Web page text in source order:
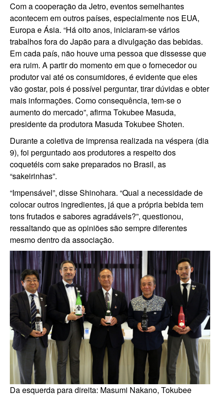
Com a cooperação da Jetro, eventos semelhantes
acontecem em outros países, especialmente nos EUA,
Europa e Ásia. “Há oito anos, iniciaram-se vários
trabalhos fora do Japão para a divulgação das bebidas.
Em cada país, não houve uma pessoa que dissesse que
era ruim. A partir do momento em que o fornecedor ou
produtor vai até os consumidores, é evidente que eles
vão gostar, pois é possível perguntar, tirar dúvidas e obter
mais informações. Como consequência, tem-se o
aumento do mercado”, afirma Tokubee Masuda,
presidente da produtora Masuda Tokubee Shoten.
Durante a coletiva de imprensa realizada na véspera (dia
9), foi perguntado aos produtores a respeito dos
coquetéis com sake preparados no Brasil, as
“sakeirinhas”.
“Impensável”, disse Shinohara. “Qual a necessidade de
colocar outros ingredientes, já que a própria bebida tem
tons frutados e sabores agradáveis?”, questionou,
ressaltando que as opiniões são sempre diferentes
mesmo dentro da associação.
Da esquerda para direita: Masumi Nakano, Tokubee